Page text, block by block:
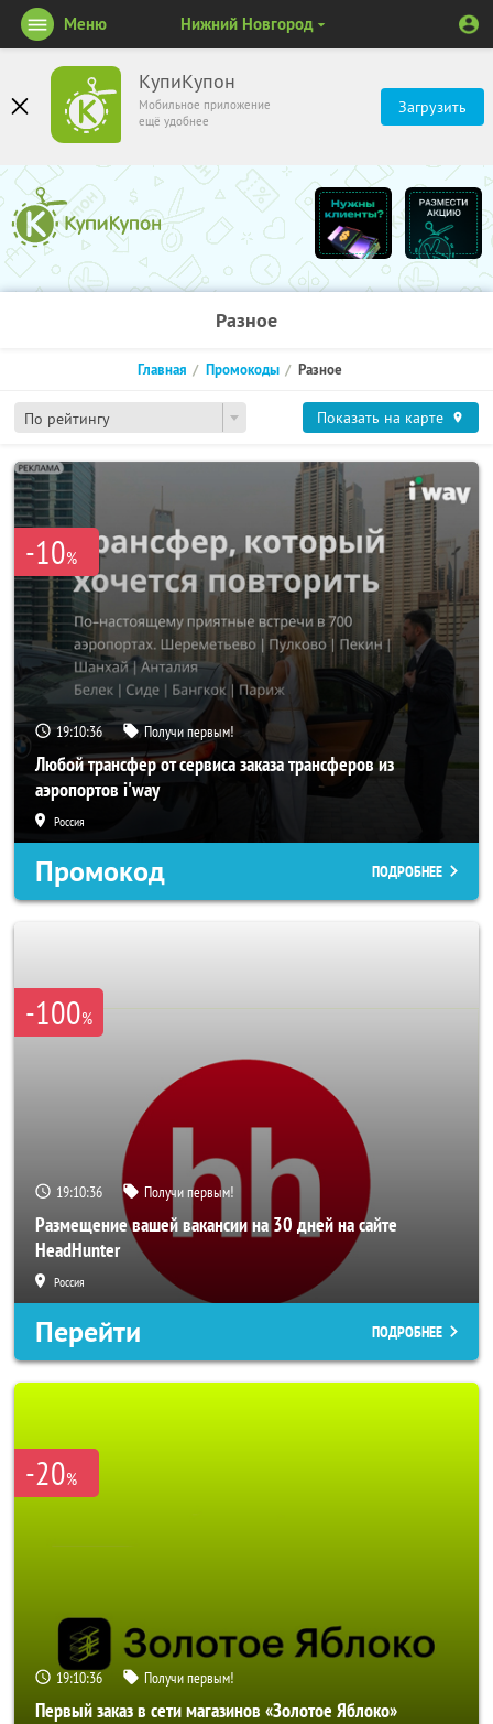
КупиКупон
Мобильное приложение
ещё удобнее
Загрузить
Меню Нижний Новгород
Разное
По рейтингу
Главная Промокоды Разное
Показать на карте
-10%
19:10:34 Получи первым!
Любой трансфер от сервиса заказа трансферов из
аэропортов i'way
Россия
Промокод ПОДРОБНЕЕ
-100%
19:10:34 Получи первым!
Размещение вашей вакансии на 30 дней на сайте
HeadHunter
Россия
Перейти ПОДРОБНЕЕ
-20%
19:10:34 Получи первым!
Первый заказ в сети магазинов «Золотое Яблоко»